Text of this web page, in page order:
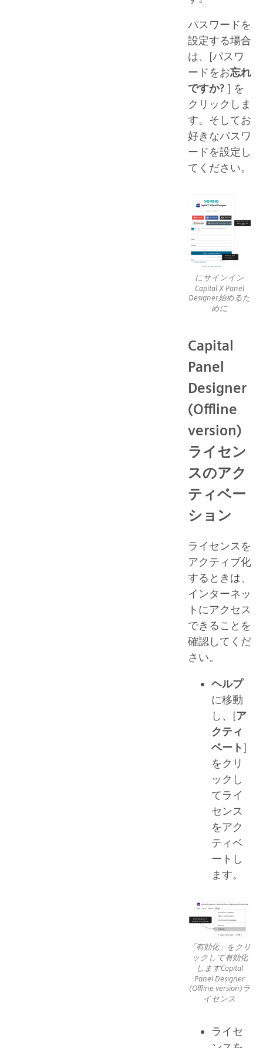
パスワードを
設定する場合
は、[パスワ
ードをお忘れ
ですか? ] を
クリックしま
す。そしてお
好きなパスワ
ードを設定し
てください。
にサインイン
Capital X Panel
Designer始めるた
めに
Capital
Panel
Designer
(Offline
version)
ライセン
スのアク
ティベー
ション
ライセンスを
アクティブ化
するときは、
インターネッ
トにアクセス
できることを
確認してくだ
さい。
ヘルプ
に移動
し、[ア
クティ
ベート]
をクリ
ックし
てライ
センス
をアク
ティベ
ートし
ます。
「有効化」をクリ
ックして有効化
しますCapital
Panel Designer
(Offline version)ラ
イセンス
ライセ